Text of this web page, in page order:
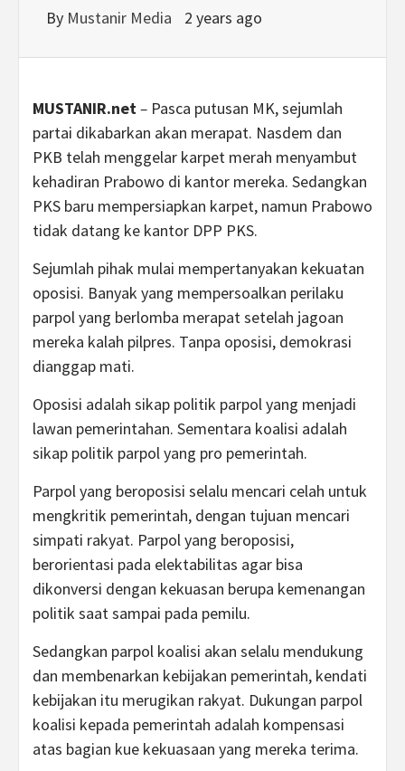
By Mustanir Media 2 years ago
MUSTANIR.net – Pasca putusan MK, sejumlah
partai dikabarkan akan merapat. Nasdem dan
PKB telah menggelar karpet merah menyambut
kehadiran Prabowo di kantor mereka. Sedangkan
PKS baru mempersiapkan karpet, namun Prabowo
tidak datang ke kantor DPP PKS.
Sejumlah pihak mulai mempertanyakan kekuatan
oposisi. Banyak yang mempersoalkan perilaku
parpol yang berlomba merapat setelah jagoan
mereka kalah pilpres. Tanpa oposisi, demokrasi
dianggap mati.
Oposisi adalah sikap politik parpol yang menjadi
lawan pemerintahan. Sementara koalisi adalah
sikap politik parpol yang pro pemerintah.
Parpol yang beroposisi selalu mencari celah untuk
mengkritik pemerintah, dengan tujuan mencari
simpati rakyat. Parpol yang beroposisi,
berorientasi pada elektabilitas agar bisa
dikonversi dengan kekuasan berupa kemenangan
politik saat sampai pada pemilu.
Sedangkan parpol koalisi akan selalu mendukung
dan membenarkan kebijakan pemerintah, kendati
kebijakan itu merugikan rakyat. Dukungan parpol
koalisi kepada pemerintah adalah kompensasi
atas bagian kue kekuasaan yang mereka terima.